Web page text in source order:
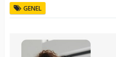
GENEL